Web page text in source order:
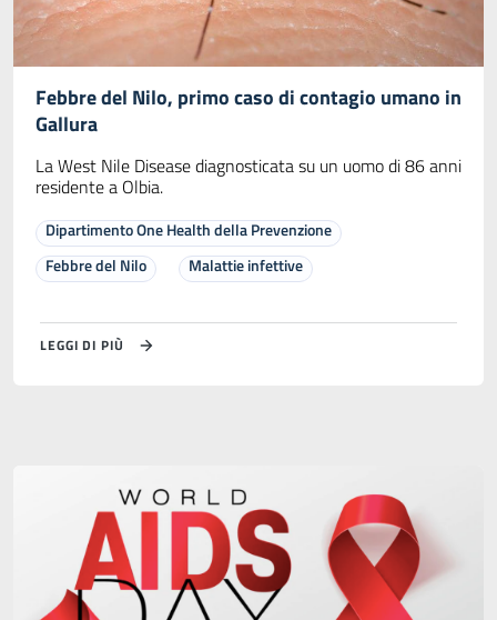
Febbre del Nilo, primo caso di contagio umano in
Gallura
La West Nile Disease diagnosticata su un uomo di 86 anni
residente a Olbia.
Dipartimento One Health della Prevenzione
Febbre del Nilo
Malattie infettive
LEGGI DI PIÙ